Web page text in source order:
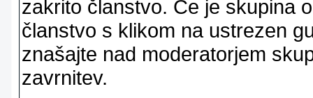
zakrito članstvo. Če je skupina
članstvo s klikom na ustrezen
znašajte nad moderatorjem
zavrnitev.